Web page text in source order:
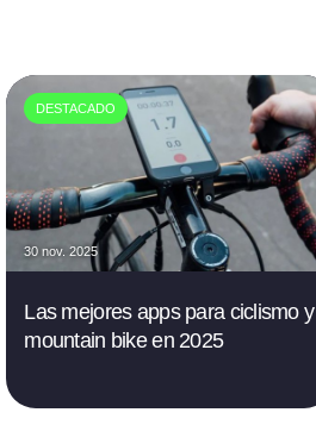
DESTACADO
30 nov. 2025
Las mejores apps para ciclismo y
mountain bike en 2025